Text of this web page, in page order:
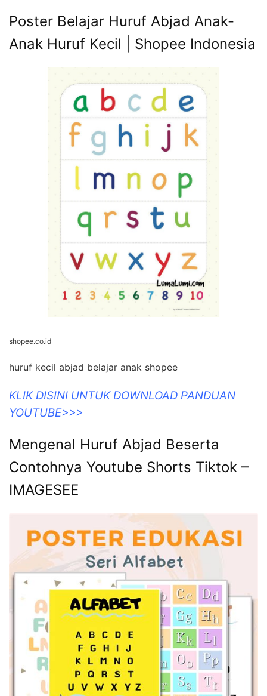
Poster Belajar Huruf Abjad Anak-
Anak Huruf Kecil | Shopee Indonesia
shopee.co.id
huruf kecil abjad belajar anak shopee
KLIK DISINI UNTUK DOWNLOAD PANDUAN
YOUTUBE>>>
Mengenal Huruf Abjad Beserta
Contohnya Youtube Shorts Tiktok –
IMAGESEE